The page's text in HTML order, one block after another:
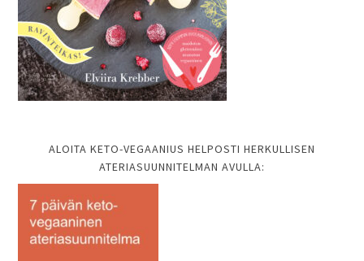
ALOITA KETO-VEGAANIUS HELPOSTI HERKULLISEN
ATERIASUUNNITELMAN AVULLA: